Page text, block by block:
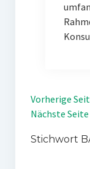
Vorherige
Nächste Seite
Stichwort